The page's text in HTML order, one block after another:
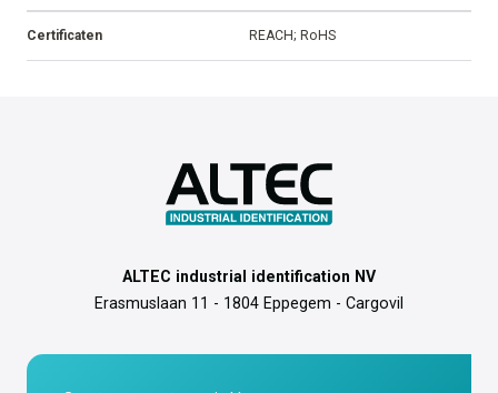
Certificaten REACH; RoHS
ALTEC industrial identification NV
Erasmuslaan 11 - 1804 Eppegem - Cargovil